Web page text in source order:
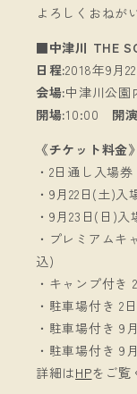
よろしくおねが
■中津川 THE
日程:2018年9月
会場:中津川公園
開場:10:00 開
《チケット料金》
・2日通し入場
・9月22日(土)
・9月23日(日)
・プレミアムキ
込)
・キャンプ付き
・駐車場付き 2
・駐車場付き 9
・駐車場付き 9
詳細はHPをご覧